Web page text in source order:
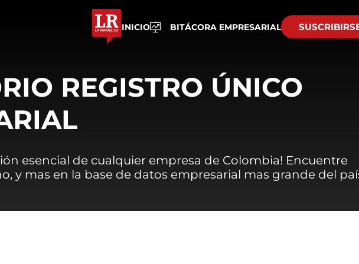
INICIO BITÁCORA EMPRESARIAL
REGISTRO ÚNICO
esencial de cualquier empresa de Colombia! Encuentre
y mas en la base de datos empresarial mas grande del